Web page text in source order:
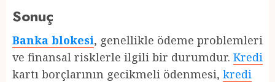
Sonuç
Banka blokesi, genellikle ödeme problemleri
ve finansal risklerle ilgili bir durumdur. Kredi
kartı borçlarının gecikmeli ödenmesi, kredi